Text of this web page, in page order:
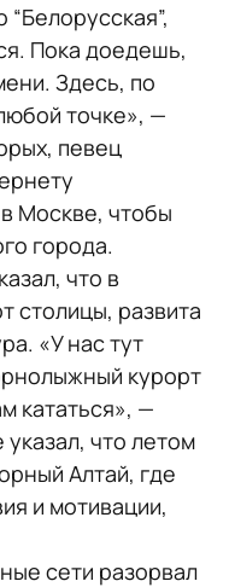
Пока доедешь,
Здесь, по
точке», —
певец
Москве, чтобы
города.
что в
столицы, развита
«У нас тут
курорт
кататься», —
что летом
Алтай, где
и мотивации,
сети разорвал